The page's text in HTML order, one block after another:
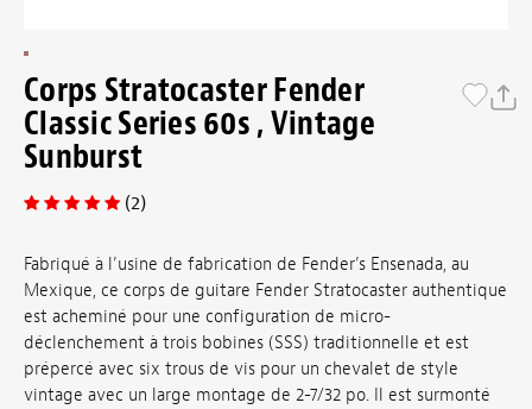
Corps Stratocaster Fender
Classic Series 60s , Vintage
Sunburst
(2)
Fabriqué à l’usine de fabrication de Fender’s Ensenada, au
Mexique, ce corps de guitare Fender Stratocaster authentique
est acheminé pour une configuration de micro-
déclenchement à trois bobines (SSS) traditionnelle et est
prépercé avec six trous de vis pour un chevalet de style
vintage avec un large montage de 2-7/32 po. Il est surmonté